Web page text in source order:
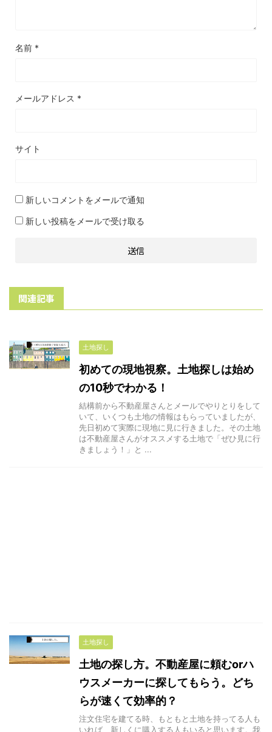
名前 *
メールアドレス *
サイト
新しいコメントをメールで通知
新しい投稿をメールで受け取る
関連記事
土地探し
初めての現地視察。土地探しは始め
の10秒でわかる！
結構前から不動産屋さんとメールでやりとりをして
いて、いくつも土地の情報はもらっていましたが、
先日初めて実際に現地に見に行きました。その土地
は不動産屋さんがオススメする土地で「ぜひ見に行
きましょう！」と ...
土地探し
土地の探し方。不動産屋に頼むorハ
ウスメーカーに探してもらう。どち
らが速くて効率的？
注文住宅を建てる時、もともと土地を持ってる人も
いれば、新しくに購入する人もいると思います。我